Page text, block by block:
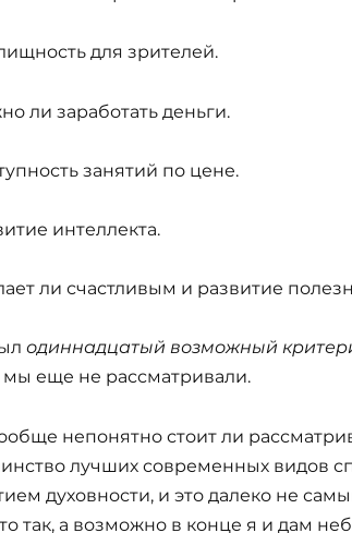
для зрителей.
ли заработать деньги.
занятий по цене.
интеллекта.
ли счастливым и развитие
одиннадцатый возможный
мы еще не рассматривали.
непонятно стоит ли
лучших современных видов
духовности, и это далеко не
так, а возможно в конце я и дам